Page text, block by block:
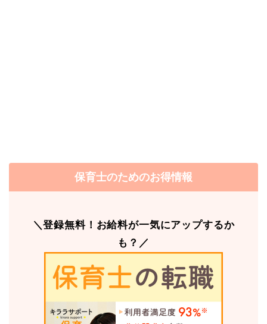
保育士のためのお得情報
＼登録無料！お給料が一気にアップするか
も？／